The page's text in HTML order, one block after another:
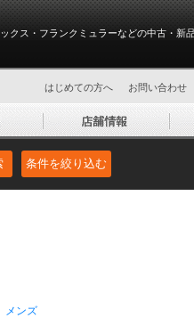
クス・フランクミュラーなどの中古・新
はじめての方へ お問い合わせ
条件を絞り込む
メンズ